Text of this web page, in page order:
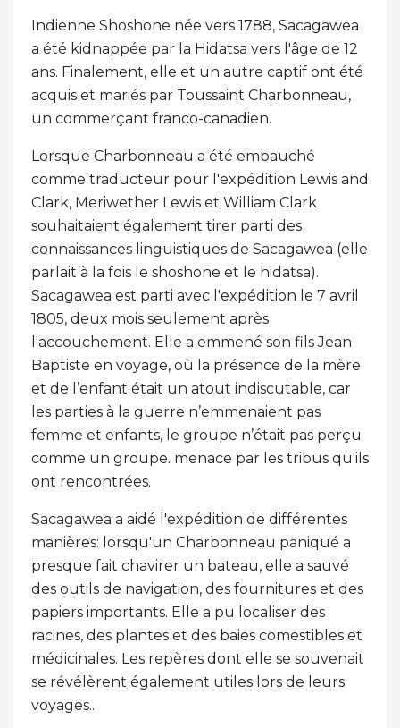
Indienne Shoshone née vers 1788, Sacagawea
a été kidnappée par la Hidatsa vers l'âge de 12
ans. Finalement, elle et un autre captif ont été
acquis et mariés par Toussaint Charbonneau,
un commerçant franco-canadien.
Lorsque Charbonneau a été embauché
comme traducteur pour l'expédition Lewis and
Clark, Meriwether Lewis et William Clark
souhaitaient également tirer parti des
connaissances linguistiques de Sacagawea (elle
parlait à la fois le shoshone et le hidatsa).
Sacagawea est parti avec l'expédition le 7 avril
1805, deux mois seulement après
l'accouchement. Elle a emmené son fils Jean
Baptiste en voyage, où la présence de la mère
et de l’enfant était un atout indiscutable, car
les parties à la guerre n’emmenaient pas
femme et enfants, le groupe n’était pas perçu
comme un groupe. menace par les tribus qu'ils
ont rencontrées.
Sacagawea a aidé l'expédition de différentes
manières: lorsqu'un Charbonneau paniqué a
presque fait chavirer un bateau, elle a sauvé
des outils de navigation, des fournitures et des
papiers importants. Elle a pu localiser des
racines, des plantes et des baies comestibles et
médicinales. Les repères dont elle se souvenait
se révélèrent également utiles lors de leurs
voyages..